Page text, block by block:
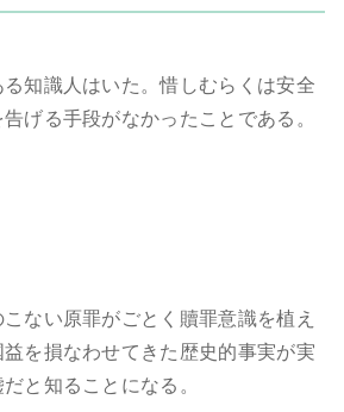
知識人はいた。惜しむらくは安全
げる手段がなかったことである。
ない原罪がごとく贖罪意識を植え
を損なわせてきた歴史的事実が実
と知ることになる。